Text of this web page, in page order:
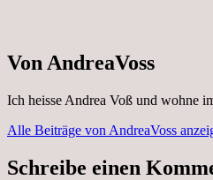
Von AndreaVoss
Ich heisse Andrea Voß und wohne
Alle Beiträge von AndreaVoss
Schreibe einen